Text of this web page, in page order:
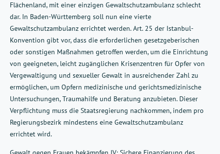
Flächenland, mit einer einzigen Gewaltschutzambulanz schlecht
dar. In Baden-Württemberg soll nun eine vierte
Gewaltschutzambulanz errichtet werden. Art. 25 der Istanbul-
Konvention gibt vor, dass die erforderlichen gesetzgeberischen
oder sonstigen Maßnahmen getroffen werden, um die Einrichtung
von geeigneten, leicht zugänglichen Krisenzentren für Opfer von
Vergewaltigung und sexueller Gewalt in ausreichender Zahl zu
ermöglichen, um Opfern medizinische und gerichtsmedizinische
Untersuchungen, Traumahilfe und Beratung anzubieten. Dieser
Verpflichtung muss die Staatsregierung nachkommen, indem pro
Regierungsbezirk mindestens eine Gewaltschutzambulanz
errichtet wird.